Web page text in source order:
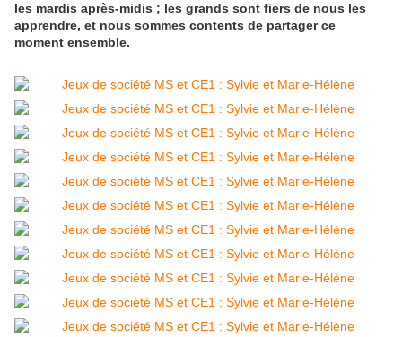
les mardis après-midis ; les grands sont fiers de nous les
apprendre, et nous sommes contents de partager ce
moment ensemble.